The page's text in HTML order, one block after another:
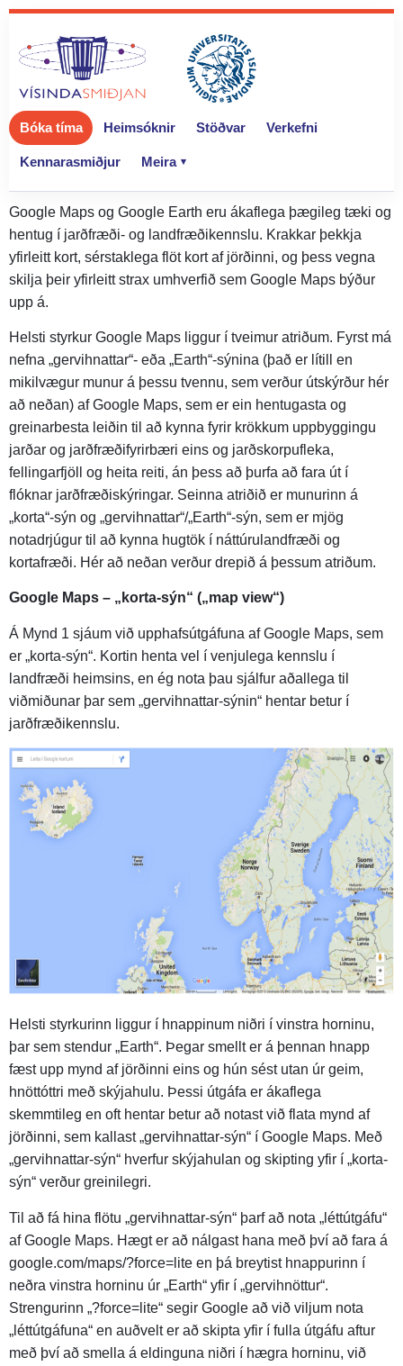
content
Bóka tíma Heimsóknir Stöðvar Verkefni
Kennarasmiðjur Meira
Google Maps og Google Earth eru ákaflega þægileg tæki og
hentug í jarðfræði- og landfræðikennslu. Krakkar þekkja
yfirleitt kort, sérstaklega flöt kort af jörðinni, og þess vegna
skilja þeir yfirleitt strax umhverfið sem Google Maps býður
upp á.
Helsti styrkur Google Maps liggur í tveimur atriðum. Fyrst má
nefna „gervihnattar“- eða „Earth“-sýnina (það er lítill en
mikilvægur munur á þessu tvennu, sem verður útskýrður hér
að neðan) af Google Maps, sem er ein hentugasta og
greinarbesta leiðin til að kynna fyrir krökkum uppbyggingu
jarðar og jarðfræðifyrirbæri eins og jarðskorpufleka,
fellingarfjöll og heita reiti, án þess að þurfa að fara út í
flóknar jarðfræðiskýringar. Seinna atriðið er munurinn á
„korta“-sýn og „gervihnattar“/„Earth“-sýn, sem er mjög
notadrjúgur til að kynna hugtök í náttúrulandfræði og
kortafræði. Hér að neðan verður drepið á þessum atriðum.
Google Maps – „korta-sýn“ („map view“)
Á Mynd 1 sjáum við upphafsútgáfuna af Google Maps, sem
er „korta-sýn“. Kortin henta vel í venjulega kennslu í
landfræði heimsins, en ég nota þau sjálfur aðallega til
viðmiðunar þar sem „gervihnattar-sýnin“ hentar betur í
jarðfræðikennslu.
Helsti styrkurinn liggur í hnappinum niðri í vinstra horninu,
þar sem stendur „Earth“. Þegar smellt er á þennan hnapp
fæst upp mynd af jörðinni eins og hún sést utan úr geim,
hnöttóttri með skýjahulu. Þessi útgáfa er ákaflega
skemmtileg en oft hentar betur að notast við flata mynd af
jörðinni, sem kallast „gervihnattar-sýn“ í Google Maps. Með
„gervihnattar-sýn“ hverfur skýjahulan og skipting yfir í „korta-
sýn“ verður greinilegri.
Til að fá hina flötu „gervihnattar-sýn“ þarf að nota „léttútgáfu“
af Google Maps. Hægt er að nálgast hana með því að fara á
google.com/maps/?force=lite en þá breytist hnappurinn í
neðra vinstra horninu úr „Earth“ yfir í „gervihnöttur“.
Strengurinn „?force=lite“ segir Google að við viljum nota
„léttútgáfuna“ en auðvelt er að skipta yfir í fulla útgáfu aftur
með því að smella á eldinguna niðri í hægra horninu, við